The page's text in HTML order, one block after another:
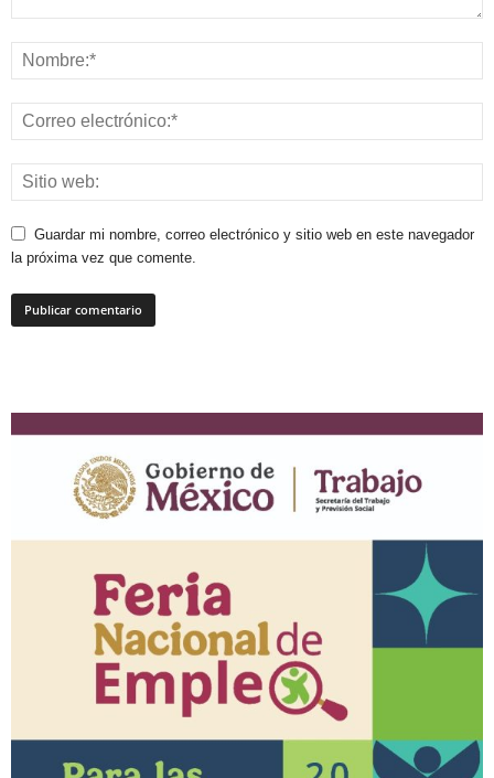
Guardar mi nombre, correo electrónico y sitio web en este navegador
la próxima vez que comente.